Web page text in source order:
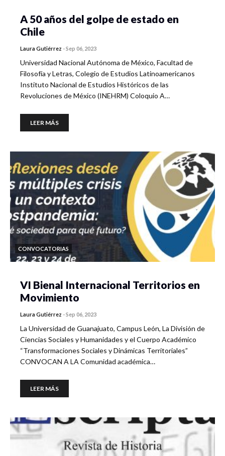
A 50 años del golpe de estado en
Chile
Laura Gutiérrez -Sep 06, 2023
Universidad Nacional Autónoma de México, Facultad de
Filosofía y Letras, Colegio de Estudios Latinoamericanos
Instituto Nacional de Estudios Históricos de las
Revoluciones de México (INEHRM) Coloquio A…
LEER MÁS
CONVOCATORIAS
VI Bienal Internacional Territorios en
Movimiento
Laura Gutiérrez -Sep 06, 2023
La Universidad de Guanajuato, Campus León, La División de
Ciencias Sociales y Humanidades y el Cuerpo Académico
“Transformaciones Sociales y Dinámicas Territoriales”
CONVOCAN A LA Comunidad académica…
LEER MÁS